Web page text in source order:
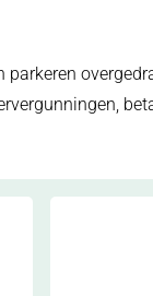
nieuw tabblad)